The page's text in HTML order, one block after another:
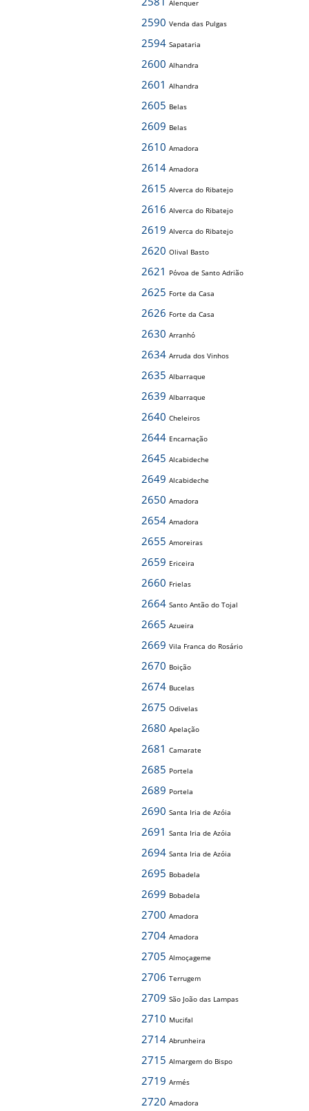
Alenquer
2590 Venda das Pulgas
2594 Sapataria
2600 Alhandra
2601 Alhandra
2605 Belas
2609 Belas
2610 Amadora
2614 Amadora
2615 Alverca do Ribatejo
2616 Alverca do Ribatejo
2619 Alverca do Ribatejo
2620 Olival Basto
2621 Póvoa de Santo Adrião
2625 Forte da Casa
2626 Forte da Casa
2630 Arranhó
2634 Arruda dos Vinhos
2635 Albarraque
2639 Albarraque
2640 Cheleiros
2644 Encarnação
2645 Alcabideche
2649 Alcabideche
2650 Amadora
2654 Amadora
2655 Amoreiras
2659 Ericeira
2660 Frielas
2664 Santo Antão do Tojal
2665 Azueira
2669 Vila Franca do Rosário
2670 Boição
2674 Bucelas
2675 Odivelas
2680 Apelação
2681 Camarate
2685 Portela
2689 Portela
2690 Santa Iria de Azóia
2691 Santa Iria de Azóia
2694 Santa Iria de Azóia
2695 Bobadela
2699 Bobadela
2700 Amadora
2704 Amadora
2705 Almoçageme
2706 Terrugem
2709 São João das Lampas
2710 Mucifal
2714 Abrunheira
2715 Almargem do Bispo
2719 Armés
2720 Amadora